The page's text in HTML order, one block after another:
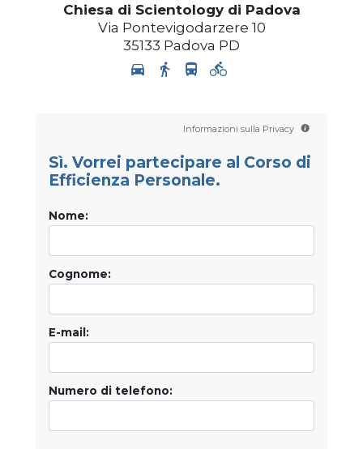
Chiesa di Scientology di Padova
Via Pontevigodarzere 10
35133 Padova PD
Informazioni sulla Privacy
Sì. Vorrei partecipare al Corso di
Efficienza Personale.
Nome:
Cognome:
E-mail:
Numero di telefono: